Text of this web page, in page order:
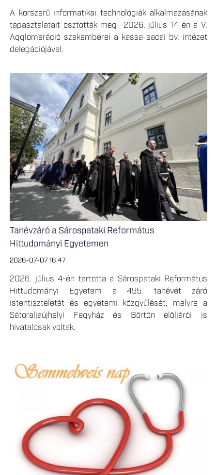
A korszerű informatikai technológiák alkalmazásának
tapasztalatait osztották meg 2026. július 14-én a V.
Agglomeráció szakemberei a kassa-sacai bv. intézet
delegációjával.
Tanévzáró a Sárospataki Református
Hittudományi Egyetemen
2026-07-07 16:47
2026. július 4-én tartotta a Sárospataki Református
Hittudományi Egyetem a 495. tanévét záró
istentiszteletét és egyetemi közgyűlését, melyre a
Sátoraljaújhelyi Fegyház és Börtön elöljárói is
hivatalosak voltak.